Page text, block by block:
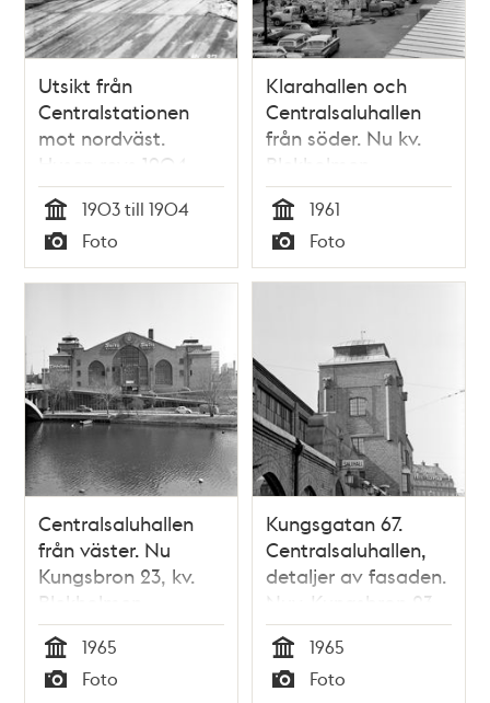
Utsikt från
Centralstationen
mot nordväst.
Husen revs 1904.
Dåv. kv. Braxen,
senare
Centralbangården
och nuv. kv.
Tid
1903 till 1904
Typ
Foto
Klarahallen och
Centralsaluhallen
från söder. Nu kv.
Blekholmen.
Tid
1961
Typ
Foto
Centralsaluhallen
från väster. Nu
Kungsbron 23, kv.
Blekholmen
Tid
1965
Foto
Kungsgatan 67.
Centralsaluhallen,
detaljer av fasaden.
Nuv. Kungsbron 23,
kv. Blekholmen
Tid
1965
Foto